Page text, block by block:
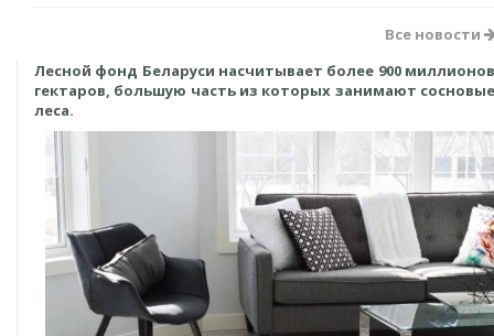
Все новости
Лесной фонд Беларуси насчитывает более 900 миллионов
гектаров, большую часть из которых занимают сосновые
леса.